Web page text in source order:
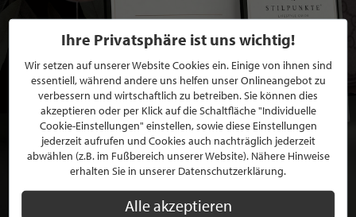
BEWERBEN SIE SICH FÜR EINE GRATIS
MITGLIEDSCHAFT BEI STILPUNKTE®
Ihre Privatsphäre ist uns wichtig!
Wir setzen auf unserer Website Cookies ein. Einige von ihnen sind
essentiell, während andere uns helfen unser Onlineangebot zu
verbessern und wirtschaftlich zu betreiben. Sie können dies
akzeptieren oder per Klick auf die Schaltfläche "Individuelle
Cookie-Einstellungen" einstellen, sowie diese Einstellungen
jederzeit aufrufen und Cookies auch nachträglich jederzeit
abwählen (z.B. im Fußbereich unserer Website). Nähere Hinweise
erhalten Sie in unserer Datenschutzerklärung.
Alle akzeptieren